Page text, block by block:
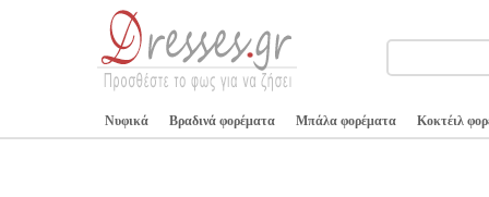
Νυφικά Βραδινά φορέματα Μπάλα φορέματα Κοκτέιλ